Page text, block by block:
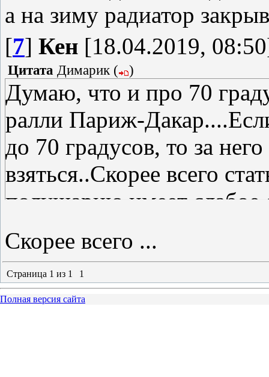
а на зиму радиатор
[7] Кен [18.04.2019,
Цитата Димарик( )
Думаю, что и про 70
ралли Париж-
до 70 градусов, то за
взяться..Скорее всего
полушарию имеет слабое
Скорее всего ...
Страница 1 из 1 1
Полная версия сайта